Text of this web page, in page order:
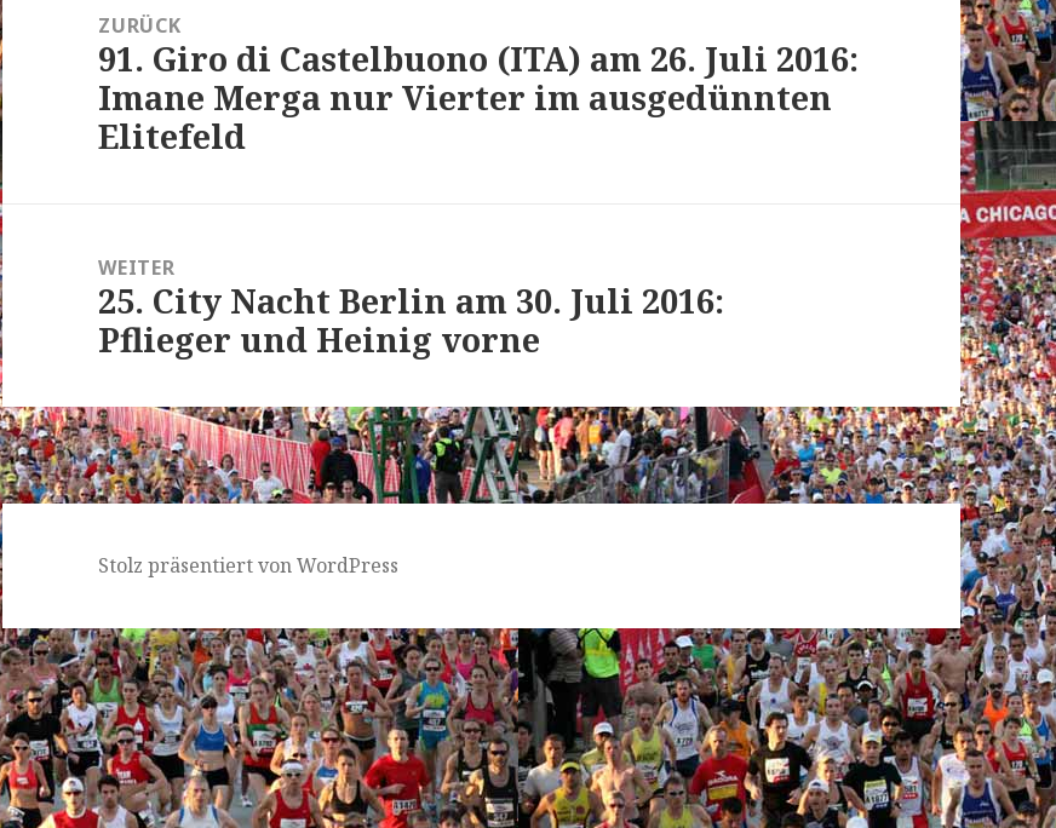
NavigationZURÜCK
Vorheriger
Beitrag:
91. Giro di Castelbuono (ITA) am 26. Juli 2016:
Imane Merga nur Vierter im ausgedünnten
Elitefeld
WEITER
Nächster
Beitrag:
25. City Nacht Berlin am 30. Juli 2016:
Pflieger und Heinig vorne
Stolz präsentiert von WordPress